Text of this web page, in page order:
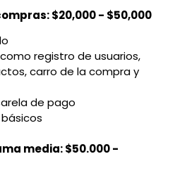
$20,000 - $50,000
registro de usuarios,
carro de la compra y
de pago
media: $50.000 -